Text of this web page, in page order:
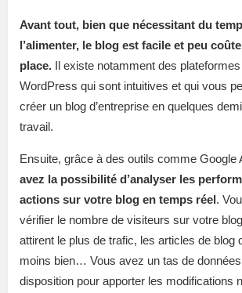
Avant tout, bien que nécessitant du
l’alimenter, le blog est facile et peu
place. Il existe notamment des
WordPress qui sont intuitives et qui vous
créer un blog d’entreprise en quelques
travail.
Ensuite, grâce à des outils comme Google
avez la possibilité d’analyser les
actions sur votre blog en temps réel.
vérifier le nombre de visiteurs sur votre
attirent le plus de trafic, les articles de blog
moins bien… Vous avez un tas de
disposition pour apporter les modifications